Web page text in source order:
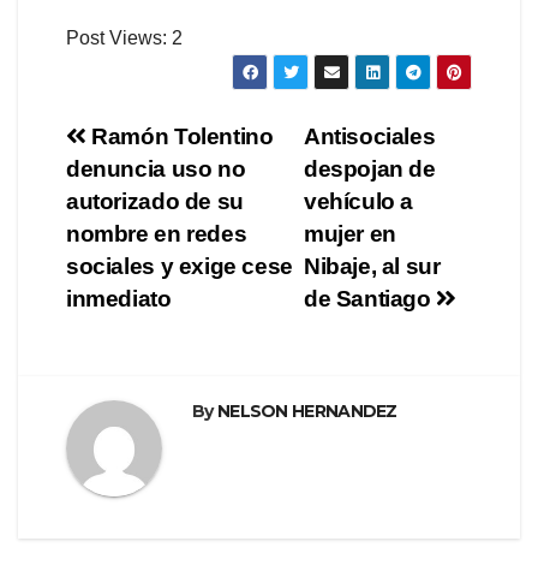
Post Views: 2
Navegación
de
entradas
Antisociales
despojan de
vehículo a
mujer en
Nibaje, al sur
de Santiago
Ramón Tolentino
denuncia uso no
autorizado de su
nombre en redes
sociales y exige cese
inmediato
ByNELSON HERNANDEZ